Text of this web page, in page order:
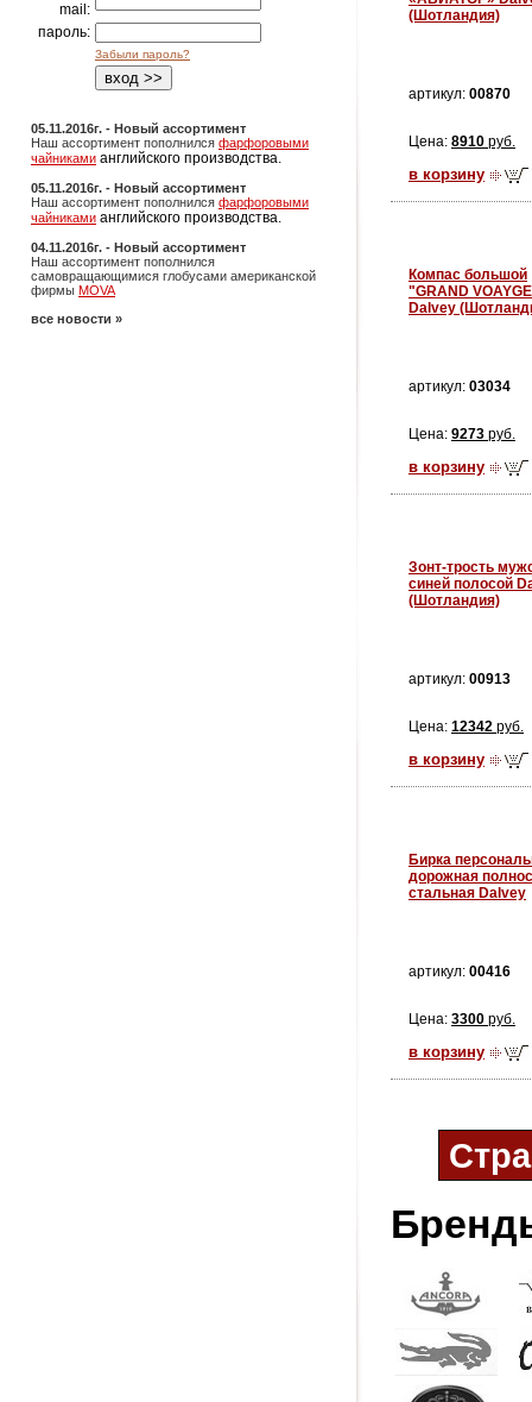
mail:
пароль:
Забыли пароль?
05.11.2016г. - Новый ассортимент
Наш ассортимент пополнился фарфоровыми
чайниками английского производства.
05.11.2016г. - Новый ассортимент
Наш ассортимент пополнился фарфоровыми
чайниками английского производства.
04.11.2016г. - Новый ассортимент
Наш ассортимент пополнился
самовращающимися глобусами американской
фирмы MOVA
все новости »
(Шотландия)
артикул: 00870
Цена: 8910 руб.
в корзину
Компас большой
"GRAND
Dalvey
артикул: 03034
Цена: 9273 руб.
в корзину
Зонт-трость
синей полосой
(Шотландия)
артикул: 00913
Цена: 12342 руб.
в корзину
Бирка
дорожная
стальная Dalvey
артикул: 00416
Цена: 3300 руб.
в корзину